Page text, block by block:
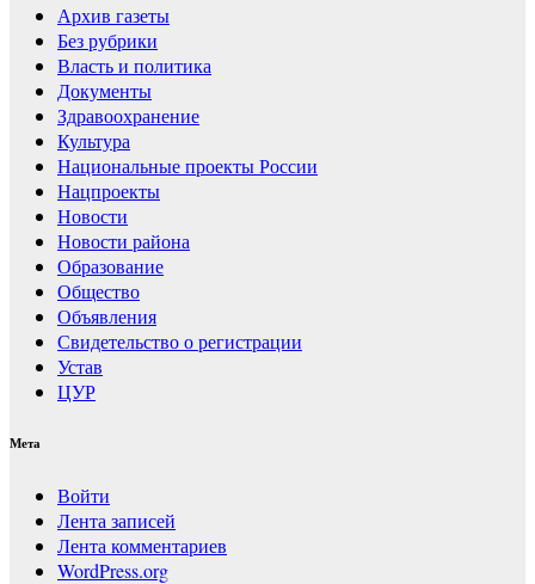
Архив газеты
Без рубрики
Власть и политика
Документы
Здравоохранение
Культура
Национальные проекты России
Нацпроекты
Новости
Новости района
Образование
Общество
Объявления
Свидетельство о регистрации
Устав
ЦУР
Мета
Войти
Лента записей
Лента комментариев
WordPress.org